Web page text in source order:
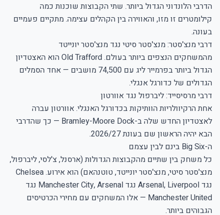
הדרבי הלונדוני הגדול ביותר. שתי הקבוצות שוכנות כמה
קילומטרים זו מזו, והאווירה בין הקהלים עצימה. מתקיים פעמיים
בעונה.
דרבי מנצ'סטר: מנצ'סטר סיטי נגד מנצ'סטר יונייטד
מהמשחקים הנצפים ביותר בעולם. Old Trafford הוא האצטדיון
הגדול ביותר בפרמייר ליג עם 74,500 מושבים — אחד הסמלים
הגדולים של כדורגל אנגלי.
דרבי מרסיסייד: ליברפול נגד אוורטון
אחת הרקיוולריות הוותיקות בכדורגל האנגלי. אוורטון עברה
לאצטדיון החדש שלה ב-Bramley-Moore Dock — כך שהדרבי
הבא יהיה הראשון שם בעונת 2026/27.
ה-Big Six בינם לבין עצמם
כל משחק בין שתיים מהקבוצות הגדולות (ארסנל, צ'לסי, ליברפול,
מנצ'סטר סיטי, מנצ'סטר יונייטד, טוטנהאם) הוא אירוע. Chelsea
נגד Arsenal, Liverpool נגד Manchester City, Arsenal נגד
Manchester United — אלו המשחקים עם מחירי הכרטיסים
הגבוהים ביותר.